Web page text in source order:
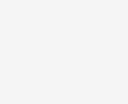
Therapy + 1 pot de 15 ml
Therapy + 1 pot de 15 ml